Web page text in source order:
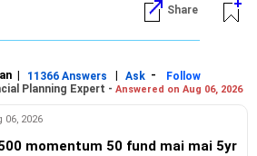
shows investing discipline.
Rs.5,500 per month adds stability.
well before retirement.
Attention
Share
| 11366 Answers | Ask -
Follow
Planning Expert - Answered on Aug 06, 2026
06, 2026